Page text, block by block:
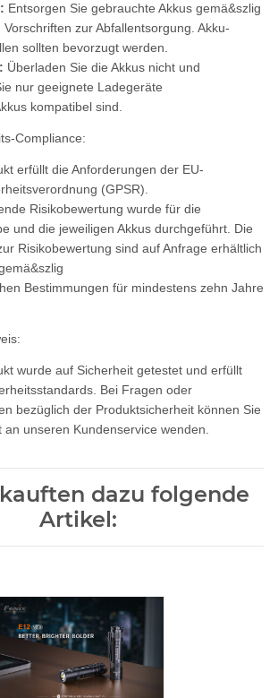
Entsorgen Sie gebrauchte Akkus gemä&szlig
zur Abfallentsorgung. Akku-
sollten bevorzugt werden.
Überladen Sie die Akkus nicht und
nur geeignete Ladegeräte
kompatibel sind.
Compliance:
erfüllt die Anforderungen der EU-
(GPSR).
Risikobewertung wurde für die
und die jeweiligen Akkus durchgeführt. Die
Risikobewertung sind auf Anfrage erhältlich
Bestimmungen für mindestens zehn Jahre
wurde auf Sicherheit getestet und erfüllt
Bei Fragen oder
bezüglich der Produktsicherheit können Sie
an unseren Kundenservice wenden.
dazu folgende
Artikel: